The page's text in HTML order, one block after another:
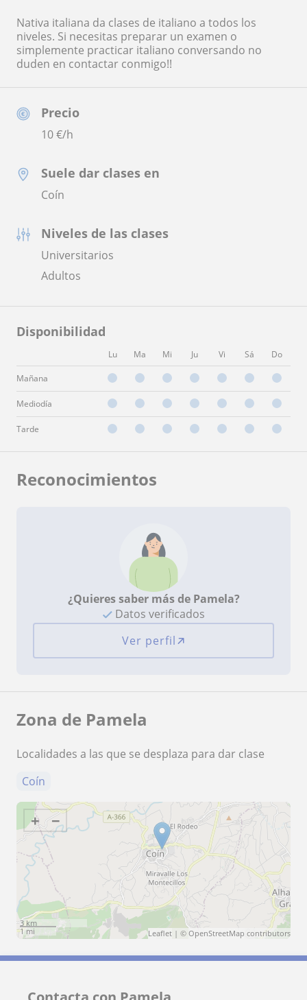
Precio
10€/h
Suele dar clases en
Coín
Niveles de las clases
Universitarios
Adultos
Disponibilidad
Lu Ma Mi Ju Vi Sá Do
Mañana
Mediodía
Tarde
Nativa italiana da clases de italiano a todos los
niveles. Si necesitas preparar un examen o
simplemente practicar italiano conversando no
duden en contactar conmigo!!
Reconocimientos
¿Quieres saber más de Pamela?
Datos verificados
Ver perfil
Zona de Pamela
Localidades a las que se desplaza para dar clase
Coín
+ −
3 km
1 mi
Leaflet | © OpenStreetMap contributors